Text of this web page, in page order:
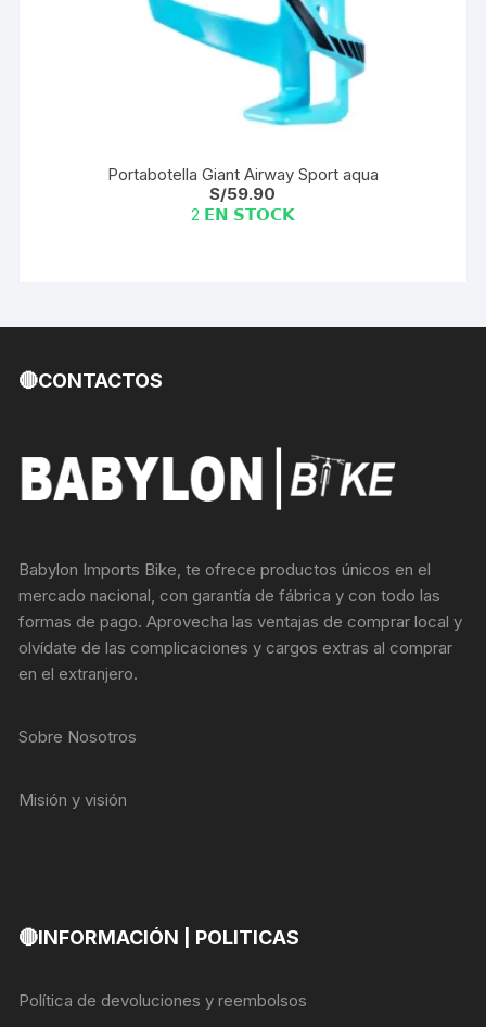
Portabotella Giant Airway Sport aqua
S/59.90
2 𝗘𝗡 𝗦𝗧𝗢𝗖𝗞
🔴CONTACTOS
Babylon Imports Bike, te ofrece productos únicos en el
mercado nacional, con garantía de fábrica y con todo las
formas de pago. Aprovecha las ventajas de comprar local y
olvídate de las complicaciones y cargos extras al comprar
en el extranjero.
Sobre Nosotros
Misión y visión
🔴INFORMACIÓN | POLITICAS
Política de devoluciones y reembolsos